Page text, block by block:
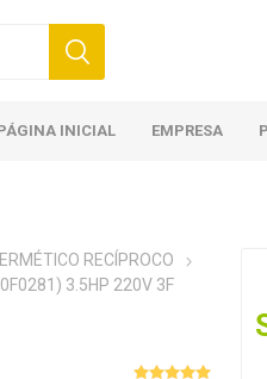
INICIAL EMPRESA
RECÍPROCO
3.5HP 220V 3F